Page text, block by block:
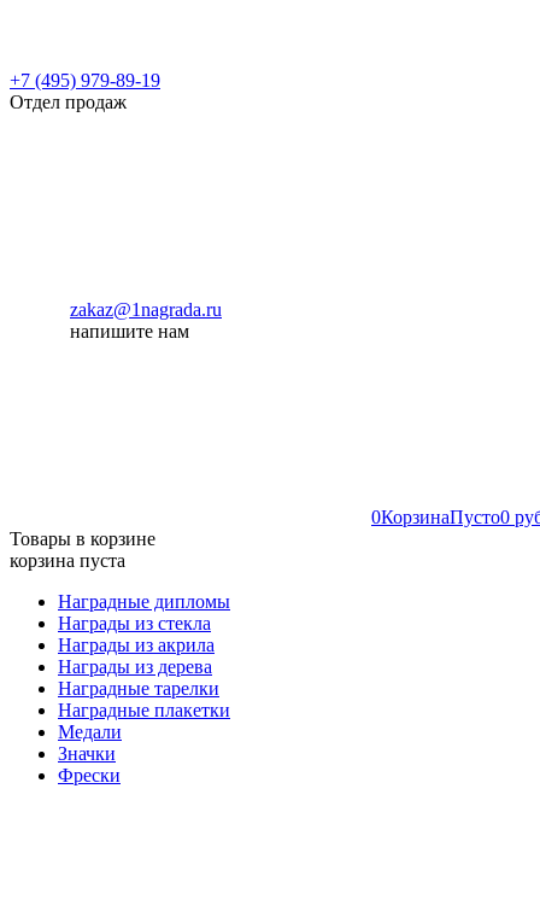
+7 (495) 979-89-19
Отдел продаж
zakaz@1nagrada.ru
напишите нам
0КорзинаПусто0
Товары в корзине
корзина пуста
Наградные дипломы
Награды из стекла
Награды из акрила
Награды из дерева
Наградные тарелки
Наградные плакетки
Медали
Значки
Фрески